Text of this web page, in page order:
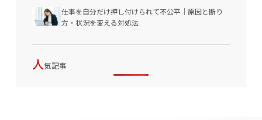
仕事を自分だけ押し付けられて不公平｜原因と断り
方・状況を変える対処法
人気記事